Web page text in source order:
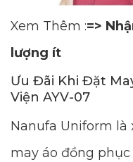
Xem Thêm :=>
lượng ít
Ưu Đãi Khi Đặt
Viện AYV-07
Nanufa Uniform là
may áo đồng